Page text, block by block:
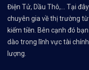
Điện Tử, Dầu Thô,... Tại
chuyên gia về thị trường
kiếm tiền. Bên cạnh đó
dào trong lĩnh vực tài
lượng.